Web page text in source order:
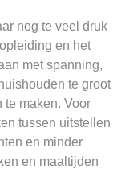
nog te veel druk
en het
met spanning,
te groot
maken. Voor
tussen uitstellen
en minder
en maaltijden